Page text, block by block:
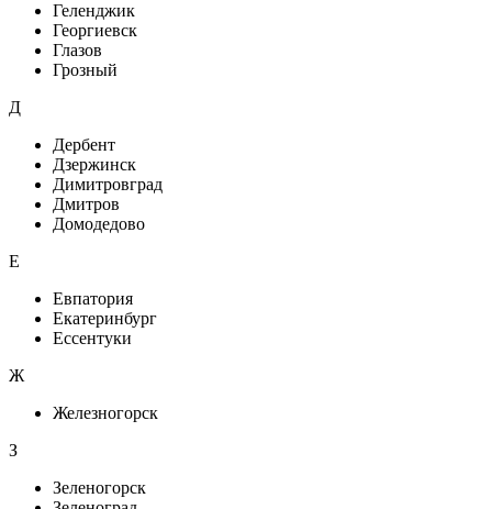
Геленджик
Георгиевск
Глазов
Грозный
Д
Дербент
Дзержинск
Димитровград
Дмитров
Домодедово
Е
Евпатория
Екатеринбург
Ессентуки
Ж
Железногорск
З
Зеленогорск